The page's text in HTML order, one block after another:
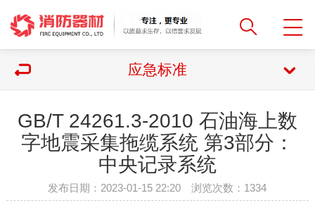
应急标准
GB/T 24261.3-2010 石油海上数
字地震采集拖缆系统 第3部分：
中央记录系统
发布日期：2023-01-15 22:20 浏览次数： 1334